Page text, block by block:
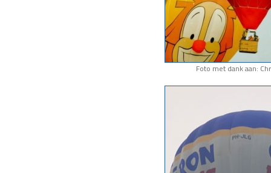
Foto met dank aan: